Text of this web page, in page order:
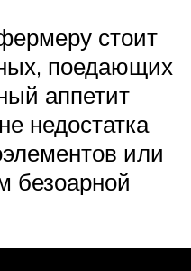
стоит
поедающих
аппетит
недостатка
или
безоарной